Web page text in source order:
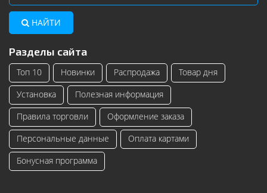
НАЙТИ
Разделы сайта
Топ 10 Новинки Распродажа
Товар дня
Установка
Полезная информация
Правила торговли
Оформление заказа
Персональные данные
Оплата картами
Бонусная программа